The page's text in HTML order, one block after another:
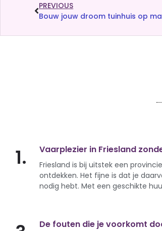
PREVIOUS
Bouw jouw droom tuinhuis op
1. Vaarplezier in Friesland
Friesland is bij uitstek een
ontdekken. Het fijne is dat je
nodig hebt. Met een geschikte
De fouten die je voorkomt